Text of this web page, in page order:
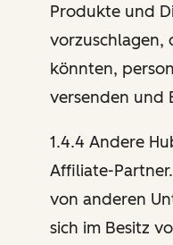
Produkte und
vorzuschlagen,
könnten,
versenden und
1.4.4 Andere
Affiliate-
von anderen
sich im Besitz